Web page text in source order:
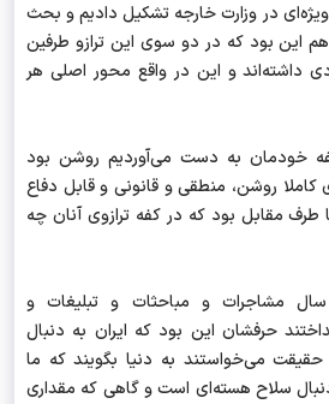
کمیته‌ ویژه‌ای در وزارت خارجه تشکیل دادیم و بحث
این بود که در دو سوی این ترازو طرفین
داشته‌اند و این در واقع محور اصلی هر
خودمان به دست می‌آوردیم روشن بود
روشن، منطقی و قانونی و قابل دفاع
طرف مقابل بود که در کفه ترازوی آنان چه
آن‌ها در طول این 12 سال مشاجرات و مباحثات و تبلیغات و
حرفشان این بود که ایران به دنبال
می‌خواستند به دنیا بگویند که ما
سلاح هسته‌ای است و گاهی که مقداری